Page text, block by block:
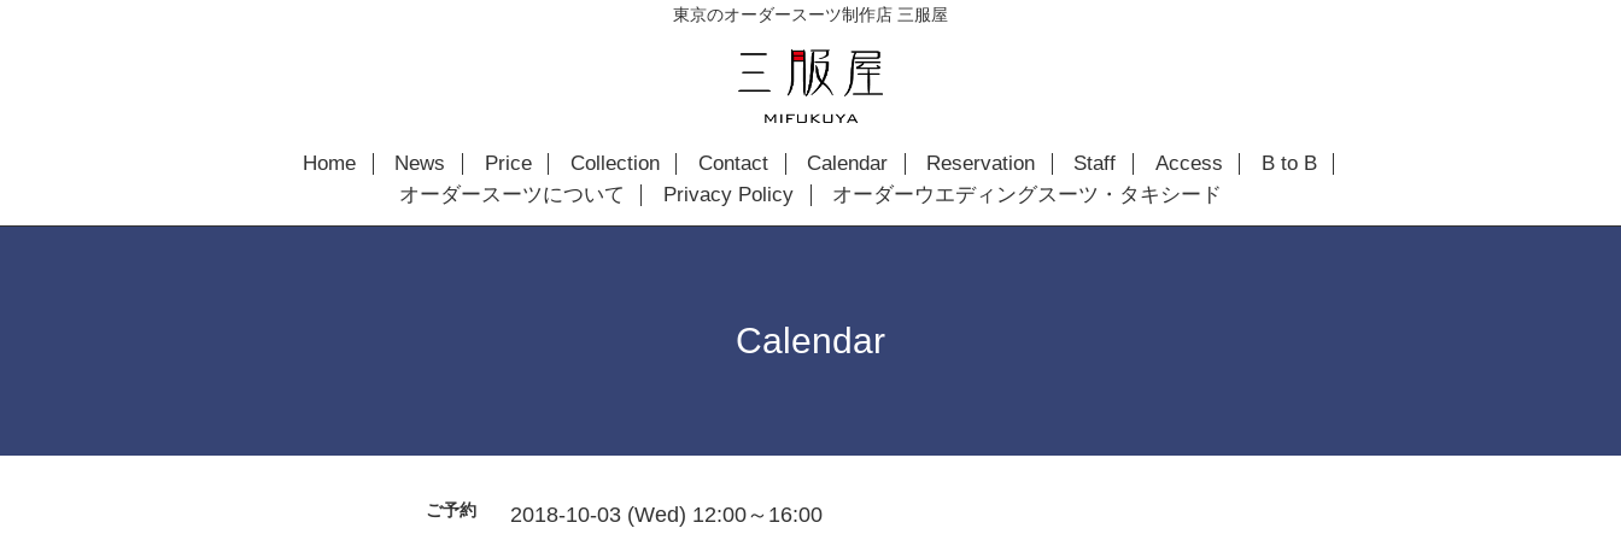
東京のオーダースーツ制作店 三服屋
Home News Price Collection Contact Calendar Reservation Staff Access
B to B
オーダースーツについて
Privacy Policy オーダーウエディングスーツ・タキシード
Calendar
ご予約 2018-10-03 (Wed) 12:00～16:00